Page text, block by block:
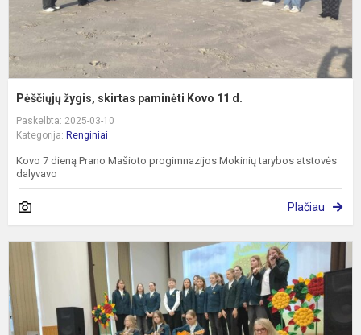
Pėščiųjų žygis, skirtas paminėti Kovo 11 d.
Paskelbta: 2025-03-10
Kategorija: Renginiai
Kovo 7 dieną Prano Mašioto progimnazijos Mokinių tarybos atstovės
dalyvavo
Plačiau